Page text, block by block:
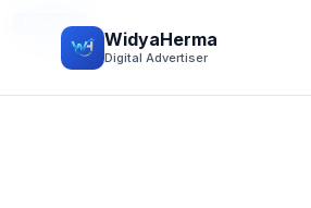
WidyaHerma
Digital Advertiser
BEAUTY